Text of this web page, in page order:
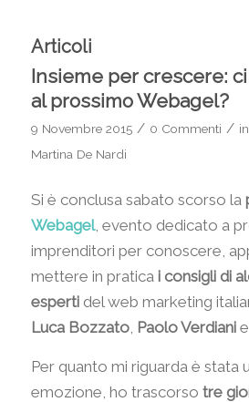
Articoli
Insieme per crescere:
al prossimo Webagel?
9 Novembre 2015 / 0 Commenti / in
Martina De Nardi
Si è conclusa sabato scorso la
Webagel, evento dedicato a
imprenditori per conoscere,
mettere in pratica i consigli di
espertidel web marketing
Luca Bozzato, Paolo Verdiani e
Per quanto mi riguarda è stata
emozione, ho trascorso tre